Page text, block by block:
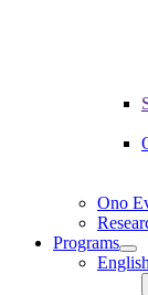
Ono
Programs